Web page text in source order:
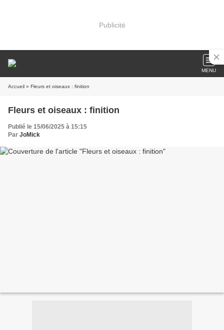
Publicité
MENU
Accueil » Fleurs et oiseaux : finition
Fleurs et oiseaux : finition
Publié le 15/06/2025 à 15:15
Par JoMick